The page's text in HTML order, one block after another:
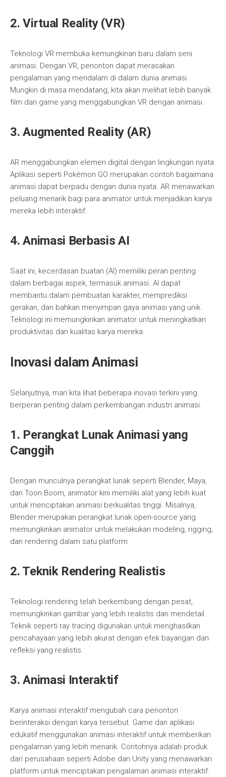
2.Virtual Reality (VR)
Teknologi VR membuka kemungkinan baru dalam seni
animasi. Dengan VR, penonton dapat merasakan
pengalaman yang mendalam di dalam dunia animasi.
Mungkin di masa mendatang, kita akan melihat lebih banyak
film dan game yang menggabungkan VR dengan animasi.
3.Augmented Reality (AR)
AR menggabungkan elemen digital dengan lingkungan nyata.
Aplikasi seperti Pokémon GO merupakan contoh bagaimana
animasi dapat berpadu dengan dunia nyata. AR menawarkan
peluang menarik bagi para animator untuk menjadikan karya
mereka lebih interaktif.
4.Animasi Berbasis AI
Saat ini, kecerdasan buatan (AI) memiliki peran penting
dalam berbagai aspek, termasuk animasi. AI dapat
membantu dalam pembuatan karakter, memprediksi
gerakan, dan bahkan menyimpan gaya animasi yang unik.
Teknologi ini memungkinkan animator untuk meningkatkan
produktivitas dan kualitas karya mereka.
Inovasi dalam Animasi
Selanjutnya, mari kita lihat beberapa inovasi terkini yang
berperan penting dalam perkembangan industri animasi.
1. Perangkat Lunak Animasi yang
Canggih
Dengan munculnya perangkat lunak seperti Blender, Maya,
dan Toon Boom, animator kini memiliki alat yang lebih kuat
untuk menciptakan animasi berkualitas tinggi. Misalnya,
Blender merupakan perangkat lunak open-source yang
memungkinkan animator untuk melakukan modeling, rigging,
dan rendering dalam satu platform.
2. Teknik Rendering Realistis
Teknologi rendering telah berkembang dengan pesat,
memungkinkan gambar yang lebih realistis dan mendetail.
Teknik seperti ray tracing digunakan untuk menghasilkan
pencahayaan yang lebih akurat dengan efek bayangan dan
refleksi yang realistis.
3.Animasi Interaktif
Karya animasi interaktif mengubah cara penonton
berinteraksi dengan karya tersebut. Game dan aplikasi
edukatif menggunakan animasi interaktif untuk memberikan
pengalaman yang lebih menarik. Contohnya adalah produk
dari perusahaan seperti Adobe dan Unity yang menawarkan
platform untuk menciptakan pengalaman animasi interaktif.